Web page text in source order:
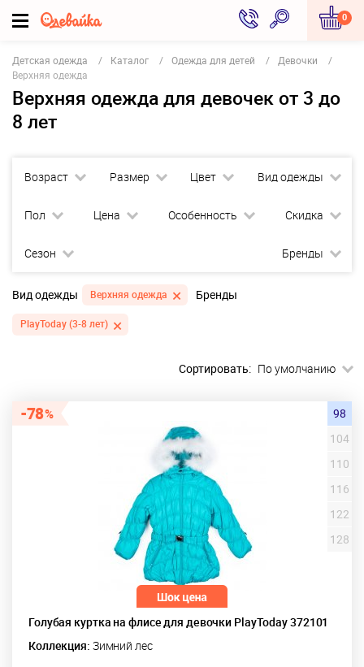
0
Детская одежда Каталог Одежда для детей
Девочки
Верхняя одежда
Верхняя одежда для девочек от 3 до
8 лет
Возраст Размер Цвет Вид одежды
Пол Цена Особенность Скидка
Сезон Бренды
Вид одежды Верхняя одежда Бренды
PlayToday (3-8 лет)
Сортировать: По умолчанию
78
Голубая куртка на флисе для девочки PlayToday 372101
Коллекция: Зимний лес
98
104
110
116
122
128